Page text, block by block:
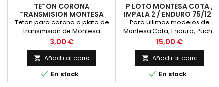
TETON CORONA
TRANSMISION MONTESA
IMPALA
Teton para corona o plato de
transmision de Montesa
Impala
Precio
3,00 €
 Añadir al carro
 En stock
PILOTO MONTESA COTA /
IMPALA 2 / ENDURO 75/125
Para ultimos modelos de
Montesa Cota, Enduro, Puch...
Precio
15,00 €
 Añadir al carro
 En stock